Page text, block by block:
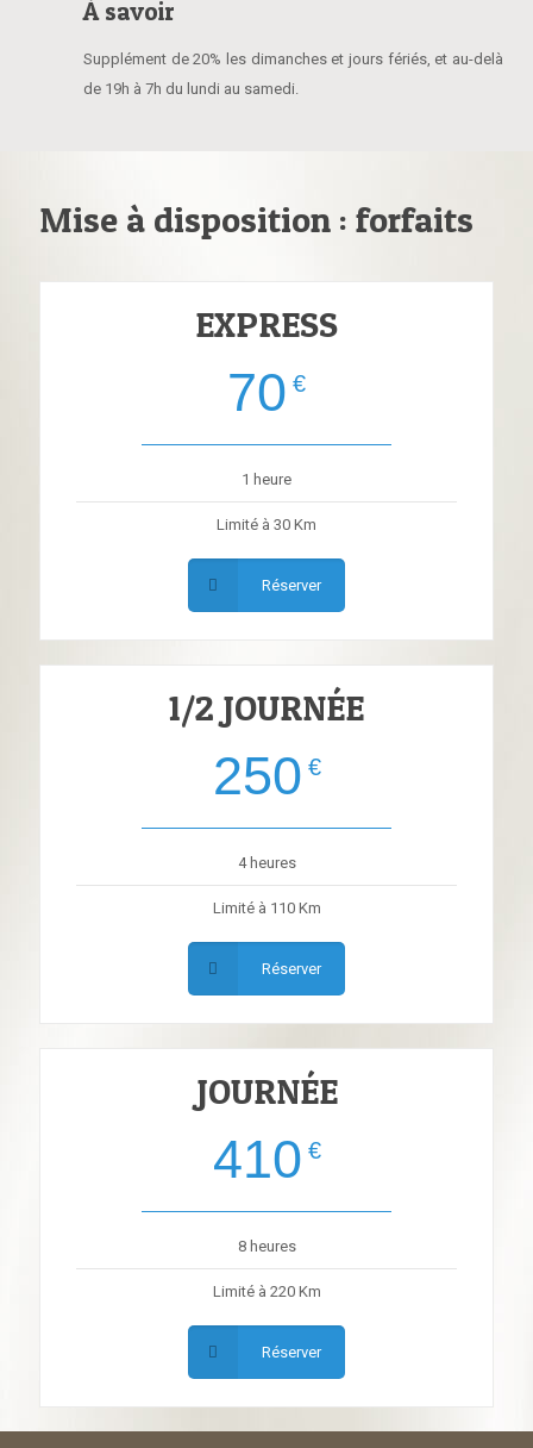
À savoir
Supplément de 20% les dimanches et jours fériés, et au-delà
de 19h à 7h du lundi au samedi.
Mise à disposition : forfaits
EXPRESS
70 €
1 heure
Limité à 30 Km
Réserver
1/2 JOURNÉE
250 €
4 heures
Limité à 110 Km
Réserver
JOURNÉE
410 €
8 heures
Limité à 220 Km
Réserver